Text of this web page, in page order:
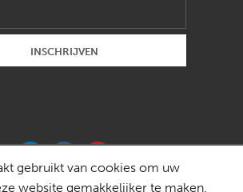
gebruikt van cookies om uw
website gemakkelijker te maken.